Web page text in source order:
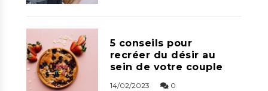
5 conseils pour
recréer du désir au
sein de votre couple
14/02/2023 0